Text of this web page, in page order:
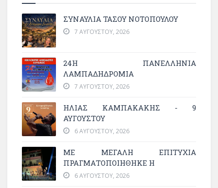
ΣΥΝΑΥΛΙΑ ΤΑΣΟΥ ΝΟΤΟΠΟΥΛΟΥ
7 ΑΥΓΟΎΣΤΟΥ, 2026
24Η ΠΑΝΕΛΛΗΝΙΑ
ΛΑΜΠΑΔΗΔΡΟΜΙΑ
7 ΑΥΓΟΎΣΤΟΥ, 2026
ΗΛΙΑΣ ΚΑΜΠΑΚΑΚΗΣ - 9
ΑΥΓΟΥΣΤΟΥ
6 ΑΥΓΟΎΣΤΟΥ, 2026
ΜΕ ΜΕΓΆΛΗ ΕΠΙΤΥΧΊΑ
ΠΡΑΓΜΑΤΟΠΟΙΉΘΗΚΕ Η
6 ΑΥΓΟΎΣΤΟΥ, 2026